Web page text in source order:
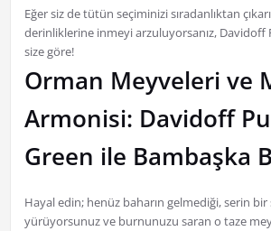
Eğer siz de tütün seçiminizi sıradanlıktan
derinliklerine inmeyi arzuluyorsanız, Davidoff
size göre!
Orman Meyveleri ve
Armonisi: Davidoff
Green ile Bambaşka
Hayal edin; henüz baharın gelmediği, serin
yürüyorsunuz ve burnunuzu saran o taze